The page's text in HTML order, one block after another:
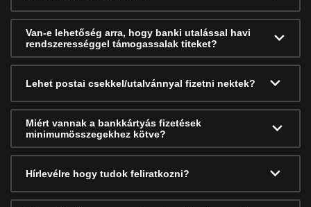
Van-e lehetőség arra, hogy banki utalással havi
rendszerességgel támogassalak titeket?
Lehet postai csekkel/utalvánnyal fizetni nektek?
Miért vannak a bankkártyás fizetések
minimumösszegekhez kötve?
Hírlevélre hogy tudok feliratkozni?